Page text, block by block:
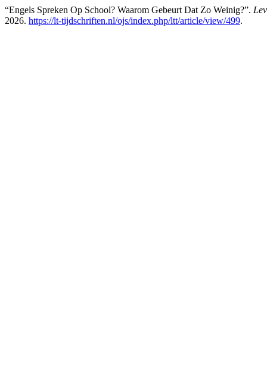
“Engels Spreken Op School? Waarom Gebeurt Dat Zo Weinig?”.
2026. https://lt-tijdschriften.nl/ojs/index.php/ltt/article/view/499.